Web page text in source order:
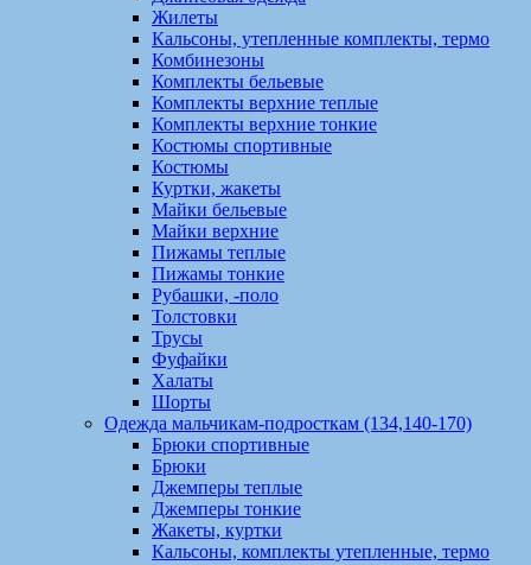
Жилеты
Кальсоны, утепленные комплекты, термо
Комбинезоны
Комплекты бельевые
Комплекты верхние теплые
Комплекты верхние тонкие
Костюмы спортивные
Костюмы
Куртки, жакеты
Майки бельевые
Майки верхние
Пижамы теплые
Пижамы тонкие
Рубашки, -поло
Толстовки
Трусы
Фуфайки
Халаты
Шорты
Одежда мальчикам-подросткам (134,140-170)
Брюки спортивные
Брюки
Джемперы теплые
Джемперы тонкие
Жакеты, куртки
Кальсоны, комплекты утепленные, термо